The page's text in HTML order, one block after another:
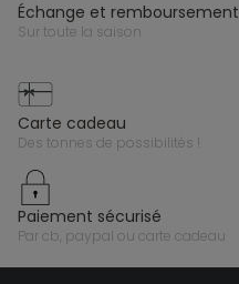
échange et remboursement
sur toute la saison
carte cadeau
des tonnes de possibilités !
paiement sécurisé
par cb, paypal ou carte cadeau